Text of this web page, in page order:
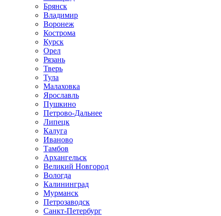
Брянск
Владимир
Воронеж
Кострома
Курск
Орел
Рязань
Тверь
Тула
Малаховка
Ярославль
Пушкино
Петрово-Дальнее
Липецк
Калуга
Иваново
Тамбов
Архангельск
Великий Новгород
Вологда
Калининград
Мурманск
Петрозаводск
Санкт-Петербург